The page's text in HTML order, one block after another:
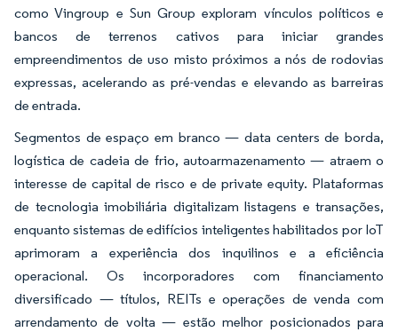
como Vingroup e Sun Group exploram vínculos políticos e
bancos de terrenos cativos para iniciar grandes
empreendimentos de uso misto próximos a nós de rodovias
expressas, acelerando as pré-vendas e elevando as barreiras
de entrada.
Segmentos de espaço em branco — data centers de borda,
logística de cadeia de frio, autoarmazenamento — atraem o
interesse de capital de risco e de private equity. Plataformas
de tecnologia imobiliária digitalizam listagens e transações,
enquanto sistemas de edifícios inteligentes habilitados por IoT
aprimoram a experiência dos inquilinos e a eficiência
operacional. Os incorporadores com financiamento
diversificado — títulos, REITs e operações de venda com
arrendamento de volta — estão melhor posicionados para